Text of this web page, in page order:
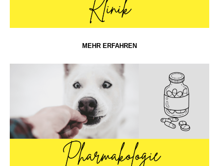
MEHR ERFAHREN